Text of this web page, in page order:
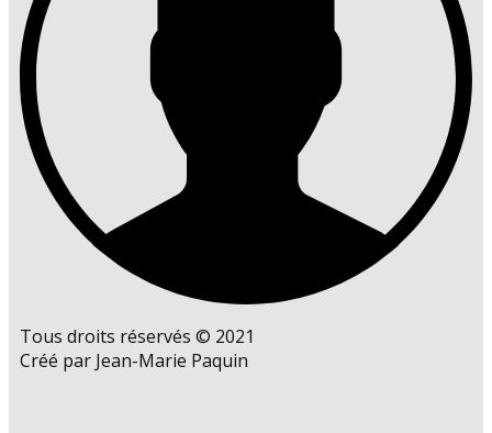
Tous droits réservés © 2021
Créé par Jean-Marie Paquin